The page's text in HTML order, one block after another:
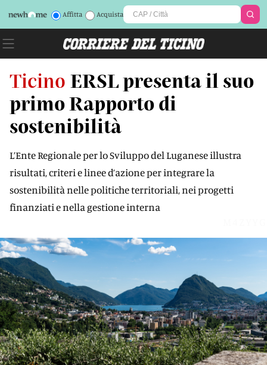
Affitta Acquista
Ticino ERSL presenta il suo
primo Rapporto di
sostenibilità
L’Ente Regionale per lo Sviluppo del Luganese illustra
risultati, criteri e linee d’azione per integrare la
sostenibilità nelle politiche territoriali, nei progetti
finanziati e nella gestione interna